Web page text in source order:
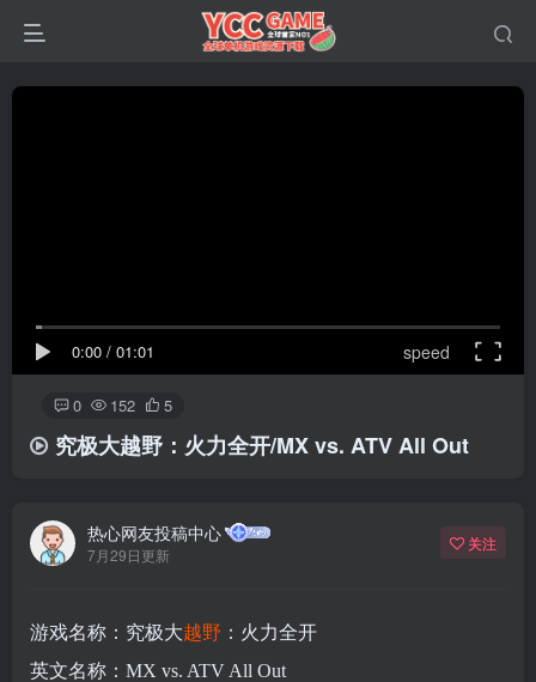
0:00 / 01:01 speed
0 152 5
究极大越野：火力全开/MX vs. ATV All Out
热心网友投稿中心
7月29日更新
关注
游戏名称：究极大越野 ：火力全开
英文名称：MX vs. ATV All Out